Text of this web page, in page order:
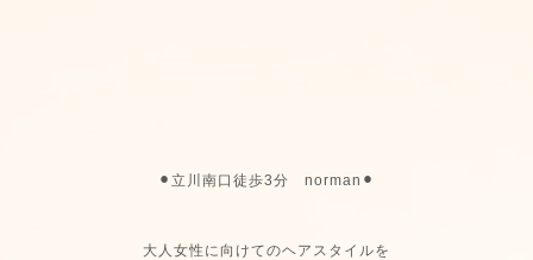
⚫︎立川南口徒歩3分 norman⚫︎
大人女性に向けてのヘアスタイルを